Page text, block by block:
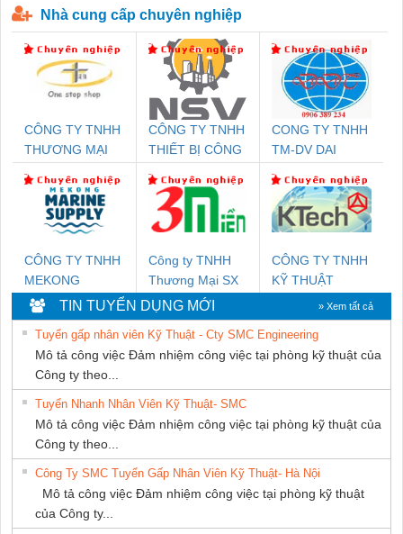
Nhà cung cấp chuyên nghiệp
CÔNG TY TNHH
THƯƠNG MẠI
NAM
CÔNG TY TNHH
THIẾT BỊ CÔNG
SETSUBI VIỆT
NAM
CONG TY TNHH
TM-DV DAI
CÔNG TY TNHH
MEKONG
MARINE SUPPLY
Công ty TNHH
Thương Mại SX
Ba Miền
CÔNG TY TNHH
KỸ THUẬT
KTECH VIỆT
NAM
TIN TUYỂN DỤNG MỚI » Xem tất cả
Tuyển gấp nhân viên Kỹ Thuật - Cty SMC Engineering
Mô tả công việc Đảm nhiệm công việc tại phòng kỹ thuật của
Công ty theo...
Tuyển Nhanh Nhân Viên Kỹ Thuật- SMC
Mô tả công việc Đảm nhiệm công việc tại phòng kỹ thuật của
Công ty theo...
Công Ty SMC Tuyển Gấp Nhân Viên Kỹ Thuật- Hà Nội
Mô tả công việc Đảm nhiệm công việc tại phòng kỹ thuật
của Công ty...